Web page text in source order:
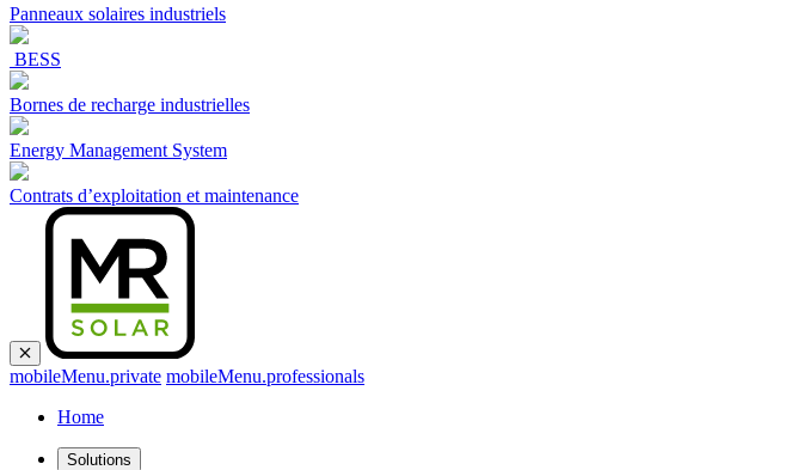
Panneaux solaires industriels
BESS
Bornes de recharge industrielles
Energy Management System
Contrats d’exploitation et maintenance
mobileMenu.private mobileMenu.professionals
Home
Solutions